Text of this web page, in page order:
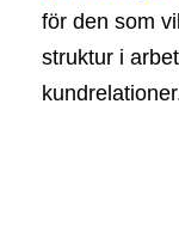
för den som
struktur i